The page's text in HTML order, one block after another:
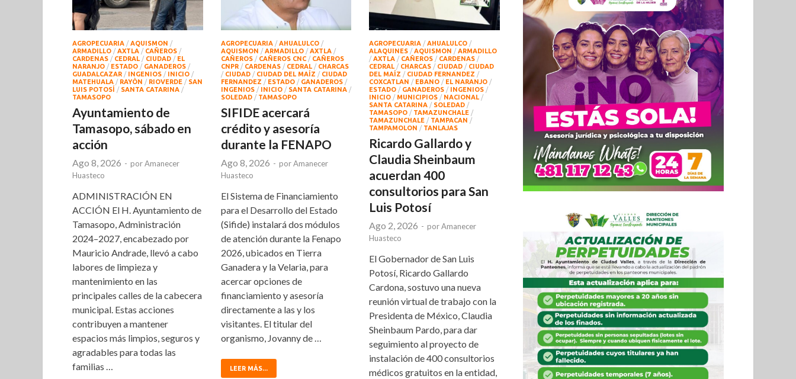
AGROPECUARIA / AQUISMON /
ARMADILLO / AXTLA / CAÑEROS /
CARDENAS / CEDRAL / CIUDAD / EL
NARANJO / ESTADO / GANADEROS /
GUADALCAZAR / INGENIOS / INICIO /
MATEHUALA / RAYÒN / RIOVERDE / SAN
LUIS POTOSÍ / SANTA CATARINA /
TAMASOPO
Ayuntamiento de
Tamasopo, sábado en
acción
Ago 8, 2026 - porAmanecer
Huasteco
ADMINISTRACIÓN EN
ACCIÓN El H. Ayuntamiento de
Tamasopo, Administración
2024–2027, encabezado por
Mauricio Andrade, llevó a cabo
labores de limpieza y
mantenimiento en las
principales calles de la cabecera
municipal. Estas acciones
contribuyen a mantener
espacios más limpios, seguros y
agradables para todas las
familias …
AGROPECUARIA/ AHUALULCO/
AQUISMON / ARMADILLO/ AXTLA/
CAÑEROS/ CAÑEROS CNC/ CAÑEROS
CNPR/ CARDENAS/ CEDRAL/ CHARCAS
/ CIUDAD/ CIUDAD DEL MAÍZ / CIUDAD
FERNANDEZ / ESTADO/ GANADEROS/
INGENIOS/ INICIO/ SANTA CATARINA/
SOLEDAD/ TAMASOPO
SIFIDE acercará
crédito y asesoría
durante la FENAPO
Ago 8, 2026 - porAmanecer
Huasteco
El Sistema de Financiamiento
para el Desarrollo del Estado
(Sifide) instalará dos módulos
de atención durante la Fenapo
2026, ubicados en Tierra
Ganadera y la Velaria, para
acercar opciones de
financiamiento y asesoría
directamente a las y los
visitantes. El titular del
organismo, Jovanny de …
LEER MÁS...
AGROPECUARIA /AHUALULCO /
ALAQUINES /AQUISMON /ARMADILLO
/AXTLA / CAÑEROS / CARDENAS /
CEDRAL / CHARCAS / CIUDAD / CIUDAD
DEL MAÍZ / CIUDAD FERNANDEZ /
COXCATLAN / EBANO / EL NARANJO /
ESTADO / GANADEROS / INGENIOS /
INICIO / MUNICIPIOS / NACIONAL /
SANTA CATARINA / SOLEDAD /
TAMASOPO / TAMAZUNCHALE /
TAMAZUNCHALE / TAMPACAN /
TAMPAMOLON / TANLAJAS
Ricardo Gallardo y
Claudia Sheinbaum
acuerdan 400
consultorios para San
Luis Potosí
Ago 2, 2026 - porAmanecer
Huasteco
El Gobernador de San Luis
Potosí, Ricardo Gallardo
Cardona, sostuvo una nueva
reunión virtual de trabajo con la
Presidenta de México, Claudia
Sheinbaum Pardo, para dar
seguimiento al proyecto de
instalación de 400 consultorios
médicos gratuitos en la entidad,